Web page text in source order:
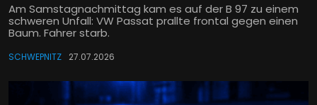
Am Samstagnachmittag kam es auf der B 97 zu einem
schweren Unfall: VW Passat prallte frontal gegen einen
Baum. Fahrer starb.
SCHWEPNITZ 27.07.2026